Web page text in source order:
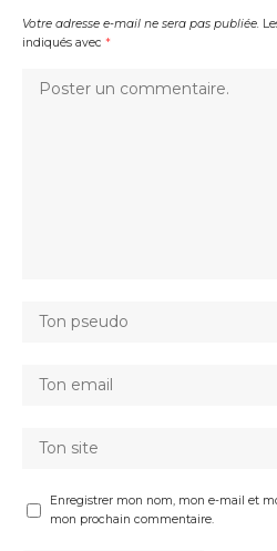
Votre adresse e-mail ne sera pas publiée.
indiqués avec *
Enregistrer mon nom, mon e-mail et
mon prochain commentaire.